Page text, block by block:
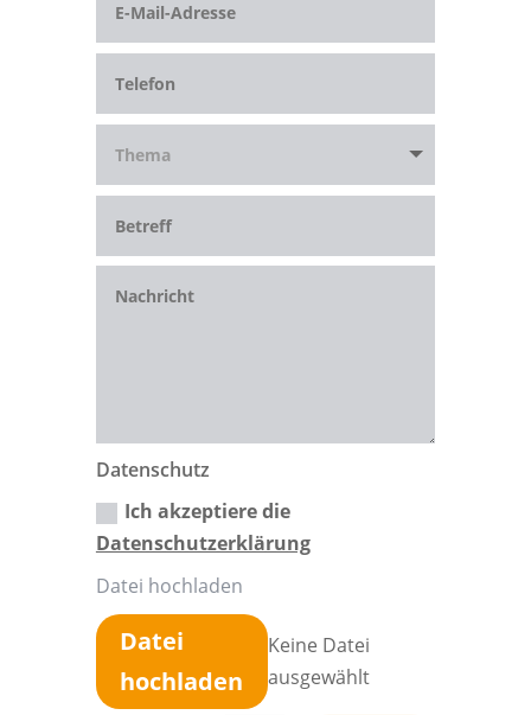
Datenschutz
Ich akzeptiere die
Datenschutzerklärung
Datei hochladen
Datei
hochladen
Keine Datei
ausgewählt